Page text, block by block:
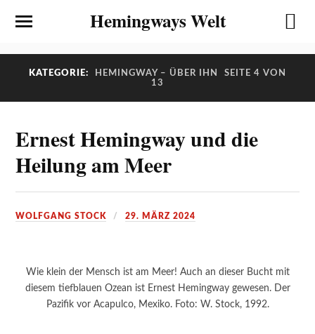
Hemingways Welt
KATEGORIE: HEMINGWAY – ÜBER IHN
SEITE 4 VON
13
Ernest Hemingway und die
Heilung am Meer
WOLFGANG STOCK 29. MÄRZ 2024
Wie klein der Mensch ist am Meer! Auch an dieser Bucht mit
diesem tiefblauen Ozean ist Ernest Hemingway gewesen. Der
Pazifik vor Acapulco, Mexiko. Foto: W. Stock, 1992.